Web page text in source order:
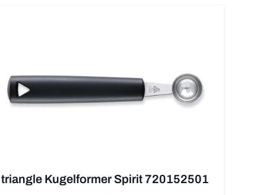
triangle Kugelformer Spirit 720152501